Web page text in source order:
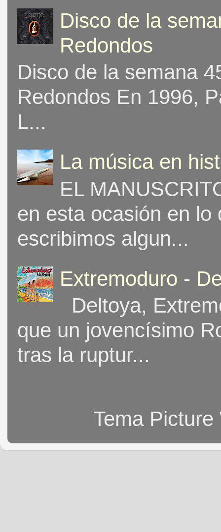
Disco de la
Redondos
Disco de la semana
Redondos En 1996,
L...
La música en
EL
en esta ocasión en
escribimos algun...
Extremoduro -
Deltoya,
que un jovencísimo
tras la ruptur...
Tema